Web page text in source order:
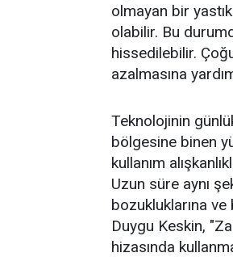
olmayan bir
olabilir. Bu
hissedilebilir.
azalmasına
Teknolojinin
bölgesine binen
kullanım
Uzun süre aynı
bozukluklarına ve
Duygu Keskin,
hizasında